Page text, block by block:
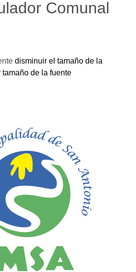
Comunal
disminuir el tamaño de la
tamaño de la fuente